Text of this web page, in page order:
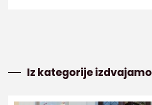
Iz kategorije izdvajamo